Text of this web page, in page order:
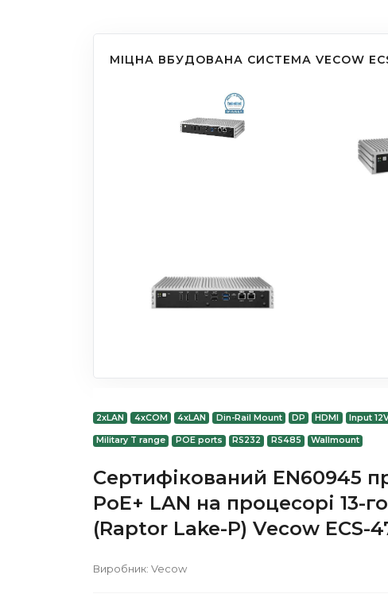
МІЦНА ВБУДОВАНА СИСТЕМА VECOW
2xLAN 4xCOM 4xLAN Din-Rail Mount DP HDMI Input
Military T range POE ports RS232 RS485 Wallmount
Сертифікований EN60945
PoE+ LAN на процесорі
(Raptor Lake-P) Vecow ECS-
Виробник: Vecow